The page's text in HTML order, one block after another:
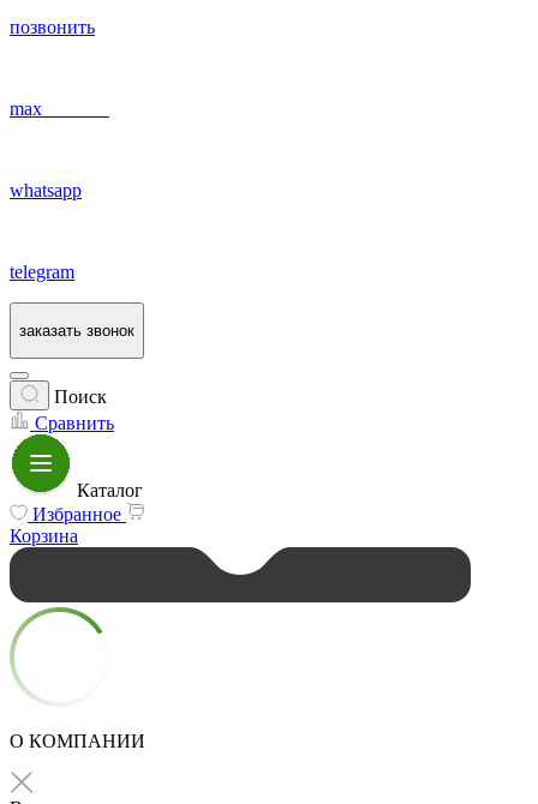
позвонить
max
whatsapp
telegram
заказать звонок
Поиск
Сравнить
Каталог
Избранное
Корзина
О КОМПАНИИ